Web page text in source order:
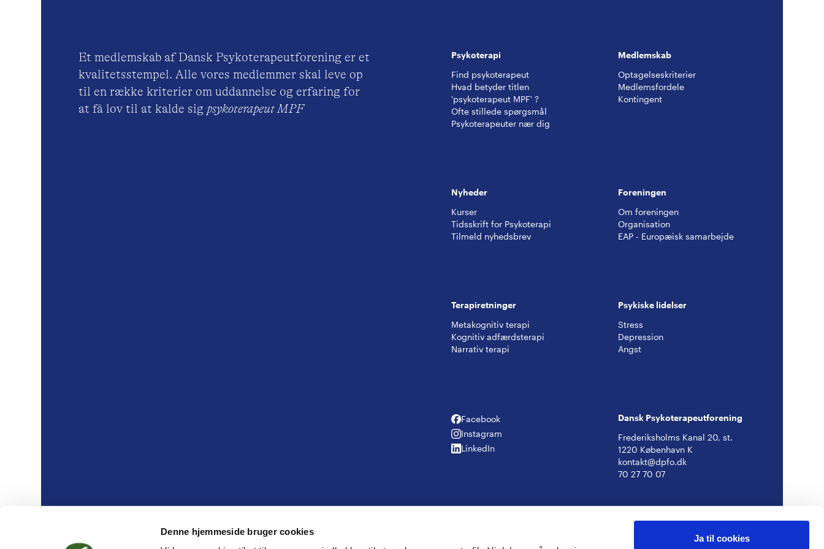
Denne hjemmeside bruger cookies
Ja til cookies
Et medlemskab af Dansk Psykoterapeutforening er et
kvalitetsstempel. Alle vores medlemmer skal leve op
til en række kriterier om uddannelse og erfaring for
at få lov til at kalde sig psykoterapeut MPF
Psykoterapi
Find psykoterapeut
Hvad betyder titlen
'psykoterapeut MPF' ?
Ofte stillede spørgsmål
Psykoterapeuter nær dig
Medlemskab
Optagelseskriterier
Medlemsfordele
Kontingent
Nyheder
Kurser
Tidsskrift for Psykoterapi
Tilmeld nyhedsbrev
Foreningen
Om foreningen
Organisation
EAP - Europæisk samarbejde
Terapiretninger
Metakognitiv terapi
Kognitiv adfærdsterapi
Narrativ terapi
Psykiske lidelser
Stress
Depression
Angst
Facebook
Facebook
Instagram
Instagram
LinkedIn
LinkedIn
Dansk Psykoterapeutforening
Frederiksholms Kanal 20, st.
1220 København K
kontakt@dpfo.dk
70 27 70 07